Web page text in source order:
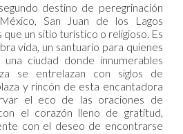
destino de peregrinación
San Juan de los Lagos
un sitio turístico o religioso. Es
vida, un santuario para quienes
ciudad donde innumerables
se entrelazan con siglos de
y rincón de esta encantadora
el eco de las oraciones de
el corazón lleno de gratitud,
con el deseo de encontrarse